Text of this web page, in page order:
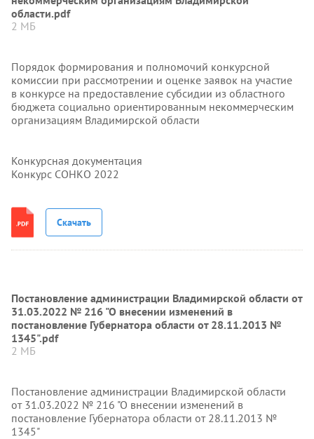
области.pdf
2 МБ
Порядок формирования и полномочий конкурсной
комиссии при рассмотрении и оценке заявок на участие
в конкурсе на предоставление субсидии из областного
бюджета социально ориентированным некоммерческим
организациям Владимирской области
Конкурсная документация
Конкурс СОНКО 2022
Скачать
Постановление администрации Владимирской области от
31.03.2022 № 216 "О внесении изменений в
постановление Губернатора области от 28.11.2013 №
1345".pdf
2 МБ
Постановление администрации Владимирской области
от 31.03.2022 № 216 "О внесении изменений в
постановление Губернатора области от 28.11.2013 №
1345"